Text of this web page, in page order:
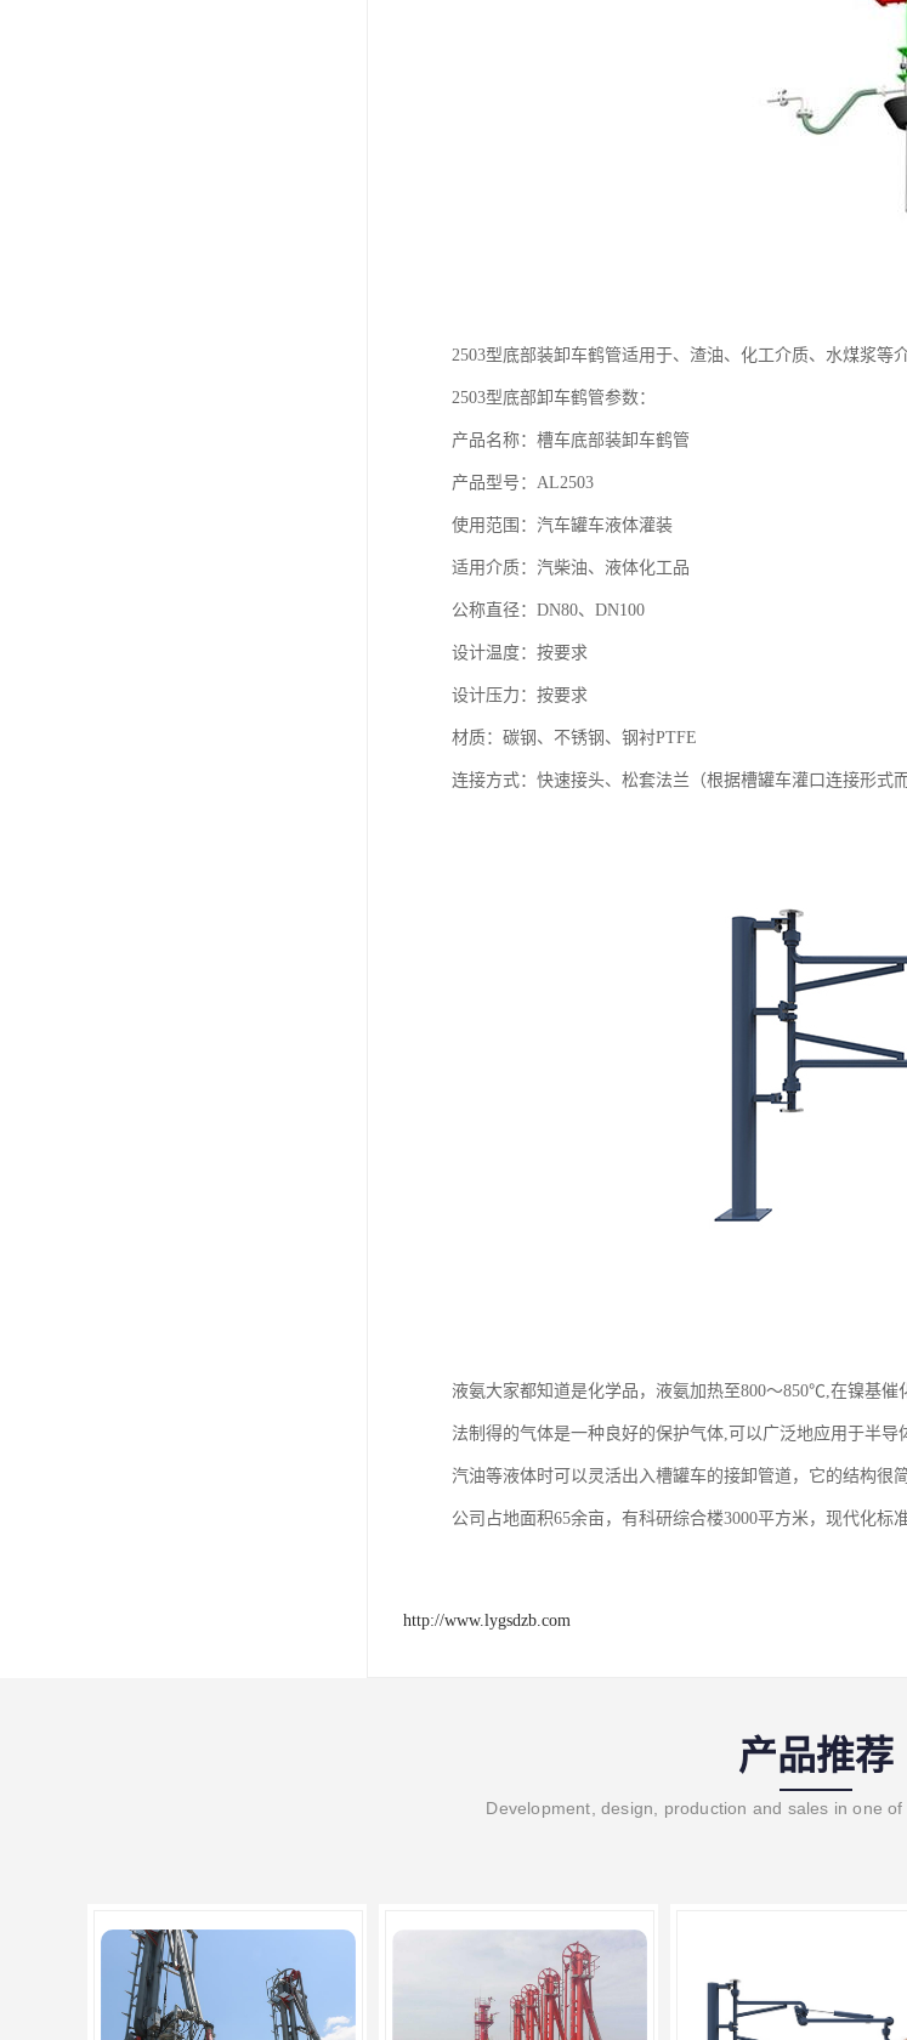
2503型底部装卸车鹤管适用于、渣油、化工介质、水煤浆等
2503型底部卸车鹤管参数：
产品名称：槽车底部装卸车鹤管
产品型号：AL2503
使用范围：汽车罐车液体灌装
适用介质：汽柴油、液体化工品
公称直径：DN80、DN100
设计温度：按要求
设计压力：按要求
材质：碳钢、不锈钢、钢衬PTFE
连接方式：快速接头、松套法兰（根据槽罐车灌口连接形式而
液氨大家都知道是化学品，液氨加热至800～850℃,在镍基
法制得的气体是一种良好的保护气体,可以广泛地应用于半
汽油等液体时可以灵活出入槽罐车的接卸管道，它的结构很
公司占地面积65余亩，有科研综合楼3000平方米，现代化标
http://www.lygsdzb.com
产品推荐
Development, design, production and sales in one